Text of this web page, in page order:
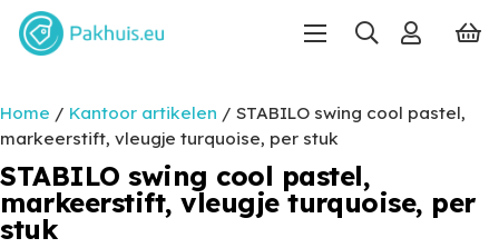
Home / Kantoor artikelen / STABILO swing cool pastel,
markeerstift, vleugje turquoise, per stuk
STABILO swing cool pastel,
markeerstift, vleugje turquoise, per
stuk